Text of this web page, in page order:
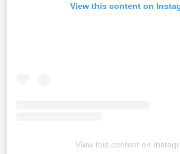
View this content on
View this content on